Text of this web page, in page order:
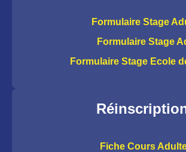
Formulaire Stage
Formulaire Stage
Formulaire Stage Ecole
Fiche Cours